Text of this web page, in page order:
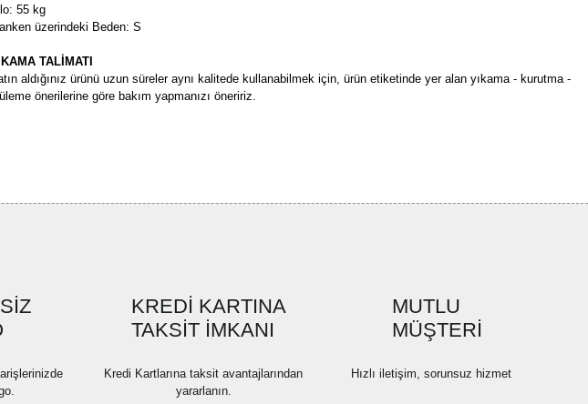
55 kg
üzerindeki Beden: S
TALİMATI
aldığınız ürünü uzun süreler aynı kalitede kullanabilmek için, ürün etiketinde yer alan yıkama - kurutma -
önerilerine göre bakım yapmanızı öneririz.
Ürün fiyatı diğer sitelerden daha pahalı.
Bu ürüne benzer farklı alternatifler olmalı.
KREDİ KARTINA
TAKSİT İMKANI
Kredi Kartlarına taksit avantajlarından
yararlanın.
MUTLU
MÜŞTERİ
Hızlı iletişim, sorunsuz hizmet